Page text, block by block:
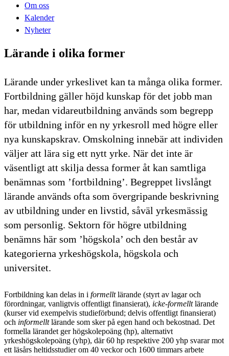
Om oss
Kalender
Nyheter
Lärande i olika former
Lärande under yrkeslivet kan ta många olika former.
Fortbildning gäller höjd kunskap för det jobb man
har, medan vidareutbildning används som begrepp
för utbildning inför en ny yrkesroll med högre eller
nya kunskapskrav. Omskolning innebär att individen
väljer att lära sig ett nytt yrke. När det inte är
väsentligt att skilja dessa former åt kan samtliga
benämnas som ’fortbildning’. Begreppet livslångt
lärande används ofta som övergripande beskrivning
av utbildning under en livstid, såväl yrkesmässig
som personlig. Sektorn för högre utbildning
benämns här som ’högskola’ och den består av
kategorierna yrkeshögskola, högskola och
universitet.
Fortbildning kan delas in i formelltlärande (styrt av lagar och
förordningar, vanligtvis offentligt finansierat), icke-formelltlärande
(kurser vid exempelvis studieförbund; delvis offentligt finansierat)
och informelltlärande som sker på egen hand och bekostnad. Det
formella lärandet ger högskolepoäng (hp), alternativt
yrkeshögskolepoäng (yhp), där 60 hp respektive 200 yhp svarar mot
ett läsårs heltidsstudier om 40 veckor och 1600 timmars arbete